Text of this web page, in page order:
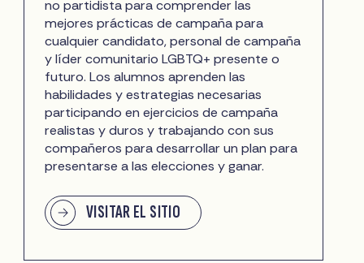
no partidista para comprender las
mejores prácticas de campaña para
cualquier candidato, personal de campaña
y líder comunitario LGBTQ+ presente o
futuro. Los alumnos aprenden las
habilidades y estrategias necesarias
participando en ejercicios de campaña
realistas y duros y trabajando con sus
compañeros para desarrollar un plan para
presentarse a las elecciones y ganar.
VISITAR EL SITIO